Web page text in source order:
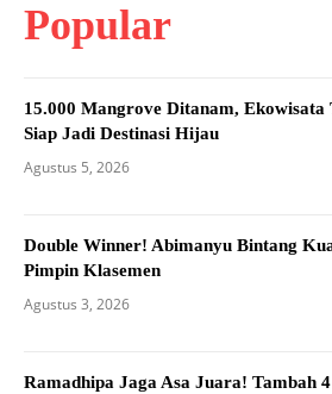
Popular
15.000 Mangrove Ditanam,
Siap Jadi Destinasi Hijau
Agustus 5, 2026
Double Winner! Abimanyu Bintang
Pimpin Klasemen
Agustus 3, 2026
Ramadhipa Jaga Asa Juara! Tambah